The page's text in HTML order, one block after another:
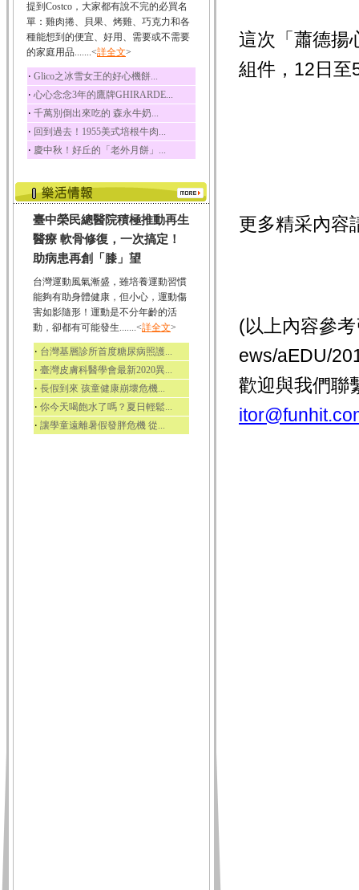
荔枝
荔枝性質溫和所含的營
養素有醣類、檸檬酸...
五味子
五味子性質溫熱所含營
養成分有揮發油、檸...
草魚
草魚含有維生素A、維生
素C、及豐富的蛋白...
提到Costco，大家都有說不完的必買名
單：雞肉捲、貝果、烤雞、巧克力和各
種能想到的便宜、好用、需要或不需要
的家庭用品.......<詳全文>
‧ Glico之冰雪女王的好心機餅...
‧ 心心念念3年的鷹牌GHIRARDE...
‧ 千萬別倒出來吃的 森永牛奶...
‧ 回到過去！1955美式培根牛肉...
‧ 慶中秋！好丘的「老外月餅」...
臺中榮民總醫院積極推動再生
醫療 軟骨修復，一次搞定！
助病患再創「膝」望
台灣運動風氣漸盛，雖培養運動習慣
能夠有助身體健康，但小心，運動傷
害如影隨形！運動是不分年齡的活
動，卻都有可能發生.......<詳全文>
‧ 台灣基層診所首度糖尿病照護...
‧ 臺灣皮膚科醫學會最新2020異...
‧ 長假到來 孩童健康崩壞危機...
‧ 你今天喝飽水了嗎？夏日輕鬆...
‧ 讓學童遠離暑假發胖危機 從...
這次「蕭德揚
組件，12日
更多精采內容
(以上內容參
ews/aEDU/
歡迎與我們聯